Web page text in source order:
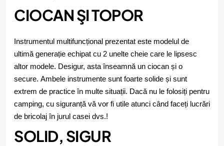
CIOCAN ŞI TOPOR
Instrumentul multifuncțional prezentat este modelul de
ultimă generație echipat cu 2 unelte cheie care le lipsesc
altor modele. Desigur, asta înseamnă un ciocan și o
secure. Ambele instrumente sunt foarte solide și sunt
extrem de practice în multe situații. Dacă nu le folosiți pentru
camping, cu siguranță vă vor fi utile atunci când faceți lucrări
de bricolaj în jurul casei dvs.!
SOLID, SIGUR